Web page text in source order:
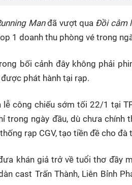
Manđã vượt qua Đồi câm
1 doanh thu phòng vé trong
bối cảnh đây không phải
phát hành tại rạp.
công chiếu sớm tối 22/1 tại
trong ngày đầu, dù chưa chính
rạp CGV, tạo tiền đề cho
khán giả trở về tuổi thơ đầy
cast Trấn Thành, Liên Bỉnh